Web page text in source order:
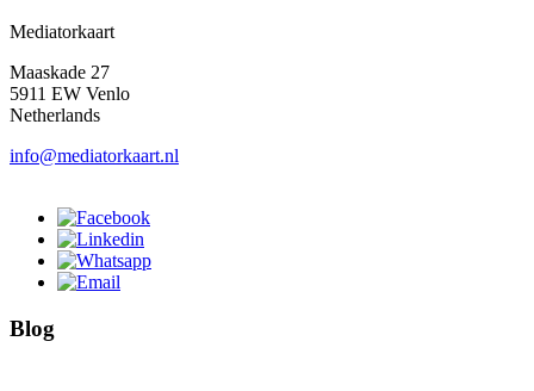
Mediatorkaart
Maaskade 27
5911 EW Venlo
Netherlands
info@mediatorkaart.nl
Blog